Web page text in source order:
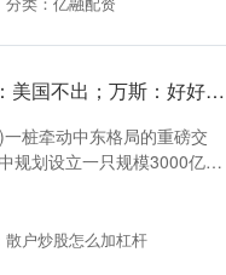
多赢策略 3000亿美元重建伊朗？特朗普：美国不出；万斯：好好表现，卡塔尔等国可以给！消息称有日韩企业已承诺
桩牵动中东格局的重磅交
规划设立一只规模3000亿美
散户炒股怎么加杠杆